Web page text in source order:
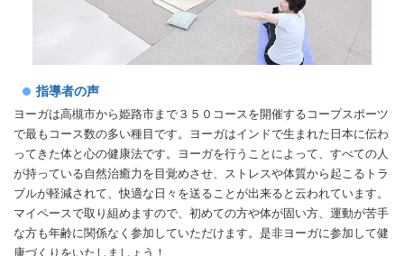
指導者の声
ヨーガは高槻市から姫路市まで３５０コースを開催するコープスポーツ
で最もコース数の多い種目です。ヨーガはインドで生まれた日本に伝わ
ってきた体と心の健康法です。ヨーガを行うことによって、すべての人
が持っている自然治癒力を目覚めさせ、ストレスや体質から起こるトラ
ブルが軽減されて、快適な日々を送ることが出来ると云われています。
マイペースで取り組めますので、初めての方や体が固い方、運動が苦手
な方も年齢に関係なく参加していただけます。是非ヨーガに参加して健
康づくりをいたしましょう！